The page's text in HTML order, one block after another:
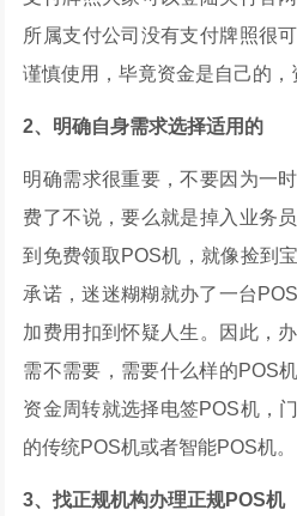
所属支付公司没有支付牌照很
谨慎使用，毕竟资金是自己的，
2、明确自身需求选择适用的
明确需求很重要，不要因为一
费了不说，要么就是掉入业务
到免费领取POS机，就像捡到
承诺，迷迷糊糊就办了一台
加费用扣到怀疑人生。因此，
需不需要，需要什么样的POS
资金周转就选择电签POS机，
的传统POS机或者智能POS机。
3、找正规机构办理正规POS机